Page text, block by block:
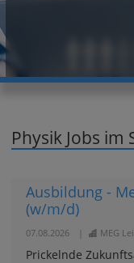
Physik Jobs im
Ausbildung -
(w/m/d)
07.08.2026 MEG
Prickelnde